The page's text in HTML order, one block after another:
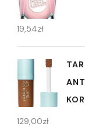
19,54zł
129,00zł